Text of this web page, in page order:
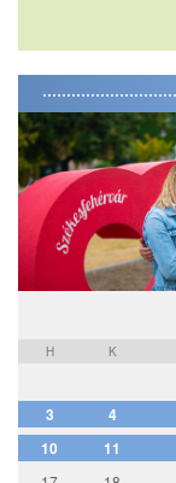
H K
3 4
10 11